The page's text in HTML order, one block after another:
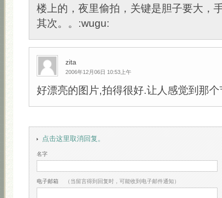
楼上的，夜里偷拍，关键是胆子要大，
其次。。:wugu:
zita
2006年12月06日 10:53上午
好漂亮的图片,拍得很好.让人感觉到那
点击这里取消回复。
名字
电子邮箱 （当留言得到回复时，可能收到电子邮件通知）